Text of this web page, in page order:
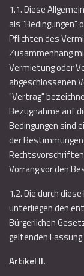
1.1. Diese
als "Bedingungen"
Pflichten des
Zusammenhang
Vermietung oder
abgeschlossenen
"Vertrag"
Bezugnahme auf
Bedingungen sind
der
Vorrang vor den
1.2. Die durch
unterliegen den
Bürgerlichen
geltenden Fassung.
Artikel II.